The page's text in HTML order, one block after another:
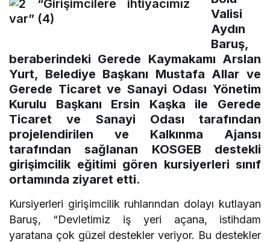
Valisi
Aydın
Baruş,
beraberindeki Gerede Kaymakamı Arslan
Yurt, Belediye Başkanı Mustafa Allar ve
Gerede Ticaret ve Sanayi Odası Yönetim
Kurulu Başkanı Ersin Kaşka ile Gerede
Ticaret ve Sanayi Odası tarafından
projelendirilen ve Kalkınma Ajansı
tarafından sağlanan KOSGEB destekli
girişimcilik eğitimi gören kursiyerleri sınıf
ortamında ziyaret etti.
Kursiyerleri girişimcilik ruhlarından dolayı kutlayan
Baruş, “Devletimiz iş yeri açana, istihdam
yaratana çok güzel destekler veriyor. Bu destekler